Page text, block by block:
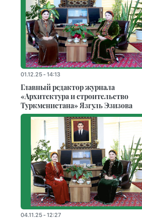
01.12.25 - 14:13
Главный редактор журнала
«Архитектура и строительство
Туркменистана» Язгуль Эзизова
04.11.25 - 12:27